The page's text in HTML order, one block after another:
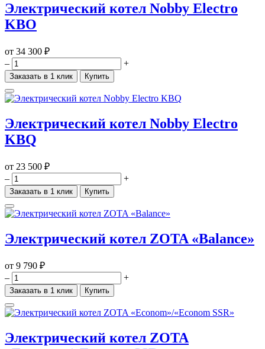
Электрический котел Nobby Electro
KBO
от 34 300 ₽
–
+
Заказать в 1 клик Купить
Электрический котел Nobby Electro
KBQ
от 23 500 ₽
–
+
Заказать в 1 клик Купить
Электрический котел ZOTA «Balance»
от 9 790 ₽
–
+
Заказать в 1 клик Купить
Электрический котел ZOTA